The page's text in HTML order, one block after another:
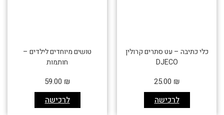
כלי כתיבה – עט סתרים קרולין
DJECO
לרכישה
25.00 ₪
טושים מיוחדים לילדים –
חותמות
לרכישה
59.00 ₪